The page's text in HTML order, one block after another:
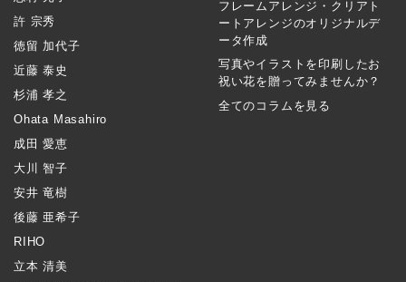
許 宗秀
徳留 加代子
近藤 泰史
杉浦 孝之
Ohata Masahiro
成田 愛恵
大川 智子
安井 竜樹
後藤 亜希子
RIHO
立本 清美
フレームアレンジ・クリアト
ートアレンジのオリジナルデ
ータ作成
写真やイラストを印刷したお
祝い花を贈ってみませんか？
全てのコラムを見る